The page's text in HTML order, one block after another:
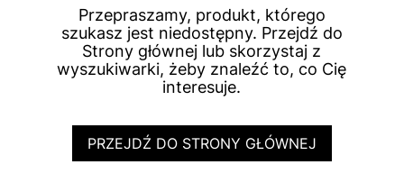
Przepraszamy, produkt, którego
szukasz jest niedostępny. Przejdź do
Strony głównej lub skorzystaj z
wyszukiwarki, żeby znaleźć to, co Cię
interesuje.
PRZEJDŹ DO STRONY GŁÓWNEJ